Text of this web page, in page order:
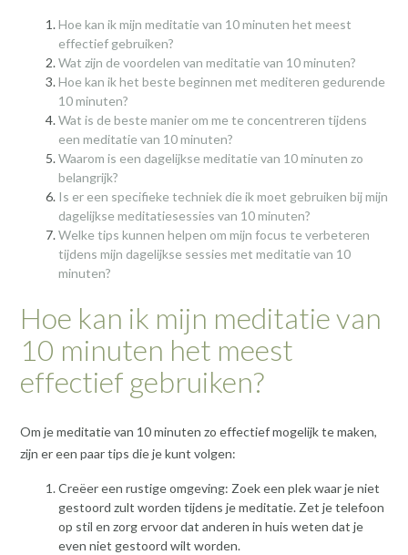
Hoe kan ik mijn meditatie van 10 minuten het meest
effectief gebruiken?
Wat zijn de voordelen van meditatie van 10 minuten?
Hoe kan ik het beste beginnen met mediteren gedurende
10 minuten?
Wat is de beste manier om me te concentreren tijdens
een meditatie van 10 minuten?
Waarom is een dagelijkse meditatie van 10 minuten zo
belangrijk?
Is er een specifieke techniek die ik moet gebruiken bij mijn
dagelijkse meditatiesessies van 10 minuten?
Welke tips kunnen helpen om mijn focus te verbeteren
tijdens mijn dagelijkse sessies met meditatie van 10
minuten?
Hoe kan ik mijn meditatie van
10 minuten het meest
effectief gebruiken?
Om je meditatie van 10 minuten zo effectief mogelijk te maken,
zijn er een paar tips die je kunt volgen:
Creëer een rustige omgeving: Zoek een plek waar je niet
gestoord zult worden tijdens je meditatie. Zet je telefoon
op stil en zorg ervoor dat anderen in huis weten dat je
even niet gestoord wilt worden.